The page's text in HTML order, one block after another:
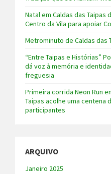
Natal em Caldas das Taipas
Centro da Vila para apoiar
Metrominuto de Caldas das
“Entre Taipas e Histórias”
dá voz à memória e
freguesia
Primeira corrida Neon Run
Taipas acolhe uma centena
participantes
ARQUIVO
Janeiro 2025